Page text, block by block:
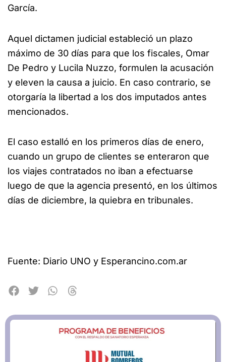
García.
Aquel dictamen judicial estableció un plazo
máximo de 30 días para que los fiscales, Omar
De Pedro y Lucila Nuzzo, formulen la acusación
y eleven la causa a juicio. En caso contrario, se
otorgaría la libertad a los dos imputados antes
mencionados.
El caso estalló en los primeros días de enero,
cuando un grupo de clientes se enteraron que
los viajes contratados no iban a efectuarse
luego de que la agencia presentó, en los últimos
días de diciembre, la quiebra en tribunales.
Fuente: Diario UNO y Esperancino.com.ar